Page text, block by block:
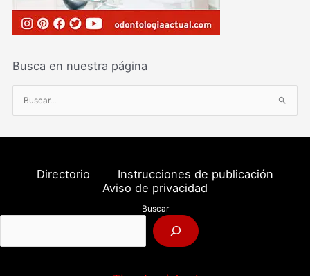
Busca en nuestra página
u
s
o
:
Directorio
Instrucciones de publicación
Aviso de privacidad
Buscar